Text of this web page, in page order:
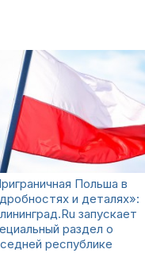
Польша в
и деталях»:
запускает
раздел о
республике